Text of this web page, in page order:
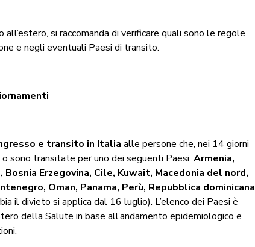
all’estero, si raccomanda di verificare quali sono le regole
e negli eventuali Paesi di transito.
e transito in Italia alle persone che, nei 14 giorni
sono transitate per uno dei seguenti Paesi: Armenia,
Erzegovina, Cile, Kuwait, Macedonia del nord,
Oman, Panama, Perù, Repubblica dominicana
il divieto si applica dal 16 luglio). L’elenco dei Paesi è
della Salute in base all’andamento epidemiologico e